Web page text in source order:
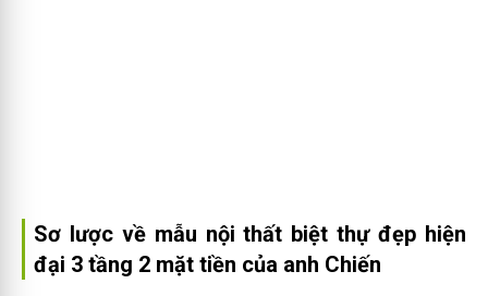
Sơ lược về mẫu nội thất biệt thự đẹp hiện
đại 3 tầng 2 mặt tiền của anh Chiến